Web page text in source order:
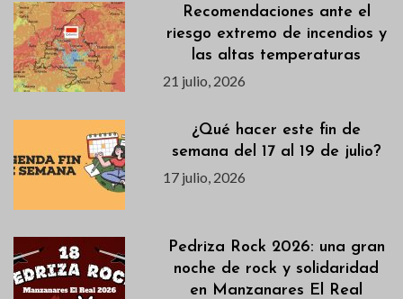
Recomendaciones ante el
riesgo extremo de incendios y
las altas temperaturas
21 julio, 2026
¿Qué hacer este fin de
semana del 17 al 19 de julio?
17 julio, 2026
Pedriza Rock 2026: una gran
noche de rock y solidaridad
en Manzanares El Real